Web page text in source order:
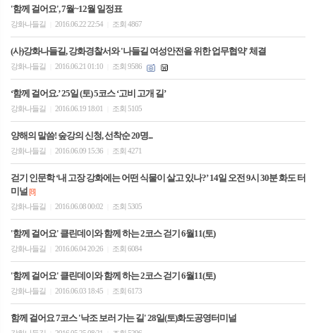
'함께 걸어요', 7월~12월 일정표
강화나들길 2016.06.22 22:54 조회 4867
(사)강화나들길, 강화경찰서와 '나들길 여성안전을 위한 업무협약' 체결
강화나들길 2016.06.21 01:10 조회 9586
‘함께 걸어요.’ 25일 (토) 5코스 ‘고비 고개 길’
강화나들길 2016.06.19 18:01 조회 5105
양해의 말씀! 숲강의 신청, 선착순 20명...
강화나들길 2016.06.09 15:36 조회 4271
걷기 인문학 ‘내 고장 강화에는 어떤 식물이 살고 있나?’ 14일 오전 9시 30분 화도 터
미널[8]
강화나들길
2016.06.08 00:02 조회 5305
'함께 걸어요' 클린데이와 함께 하는 2코스 걷기 6월11(토)
강화나들길 2016.06.04 20:26 조회 6084
'함께 걸어요' 클린데이와 함께 하는 2코스 걷기 6월11(토)
강화나들길 2016.06.03 18:45 조회 6173
함께 걸어요 7코스 '낙조 보러 가는 길' 28일(토)화도공영터미널